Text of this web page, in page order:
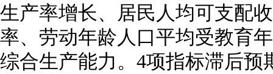
生产率增长、居民人均可支配
率、劳动年龄人口平均受教育
综合生产能力。4项指标滞后预